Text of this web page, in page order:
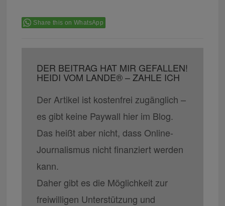
Share this on WhatsApp
DER BEITRAG HAT MIR GEFALLEN!
HEIDI VOM LANDE® – ZAHLE ICH
Der Artikel ist kostenfrei zugänglich –
es gibt keine Paywall hier im Blog.
Das heißt aber nicht, dass Online-
Journalismus nicht finanziert werden
kann.
Daher gibt es die Möglichkeit zur
freiwilligen Unterstützung und